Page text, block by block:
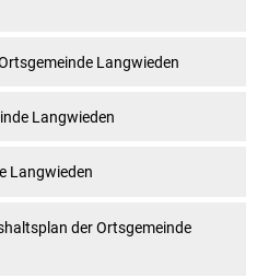
Langwieden
Langwieden
Langwieden
der Ortsgemeinde